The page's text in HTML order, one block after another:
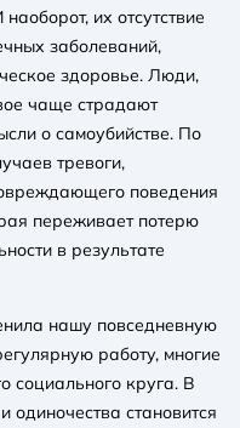
их отсутствие
заболеваний,
здоровье. Люди,
чаще страдают
о самоубийстве. По
тревоги,
поведения
переживает потерю
в результате
нашу повседневную
работу, многие
социального круга. В
одиночества становится